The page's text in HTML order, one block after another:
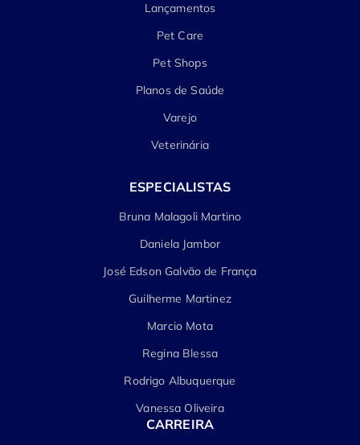
Lançamentos
Pet Care
Pet Shops
Planos de Saúde
Varejo
Veterinária
ESPECIALISTAS
Bruna Malagoli Martino
Daniela Jambor
José Edson Galvão de França
Guilherme Martinez
Marcio Mota
Regina Blessa
Rodrigo Albuquerque
Vanessa Oliveira
CARREIRA